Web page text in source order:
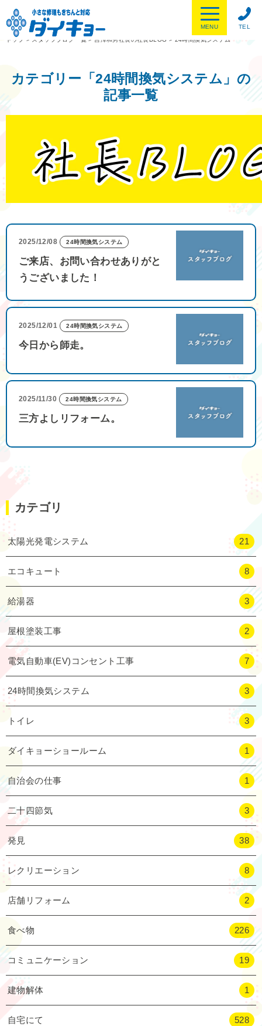
TEL
MENU
トップ
> スタッフブログ一覧 > 吉澤和男社長の社長BLOG > 24時間換気システム
カテゴリー「24時間換気システム」の
記事一覧
2025/12/08 24時間換気システム
ご来店、お問い合わせありがと
うございました！
2025/12/01 24時間換気システム
今日から師走。
2025/11/30 24時間換気システム
三方よしリフォーム。
カテゴリ
太陽光発電システム 21
エコキュート 8
給湯器 3
屋根塗装工事 2
電気自動車(EV)コンセント工事 7
24時間換気システム 3
トイレ 3
ダイキョーショールーム 1
自治会の仕事 1
二十四節気 3
発見 38
レクリエーション 8
店舗リフォーム 2
食べ物 226
コミュニケーション 19
建物解体 1
自宅にて 528